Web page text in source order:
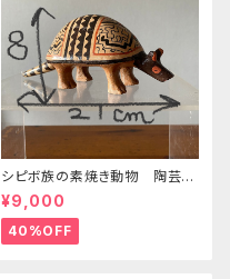
シピボ族の素焼き動物 陶芸
アルマジロ
¥9,000
40%OFF